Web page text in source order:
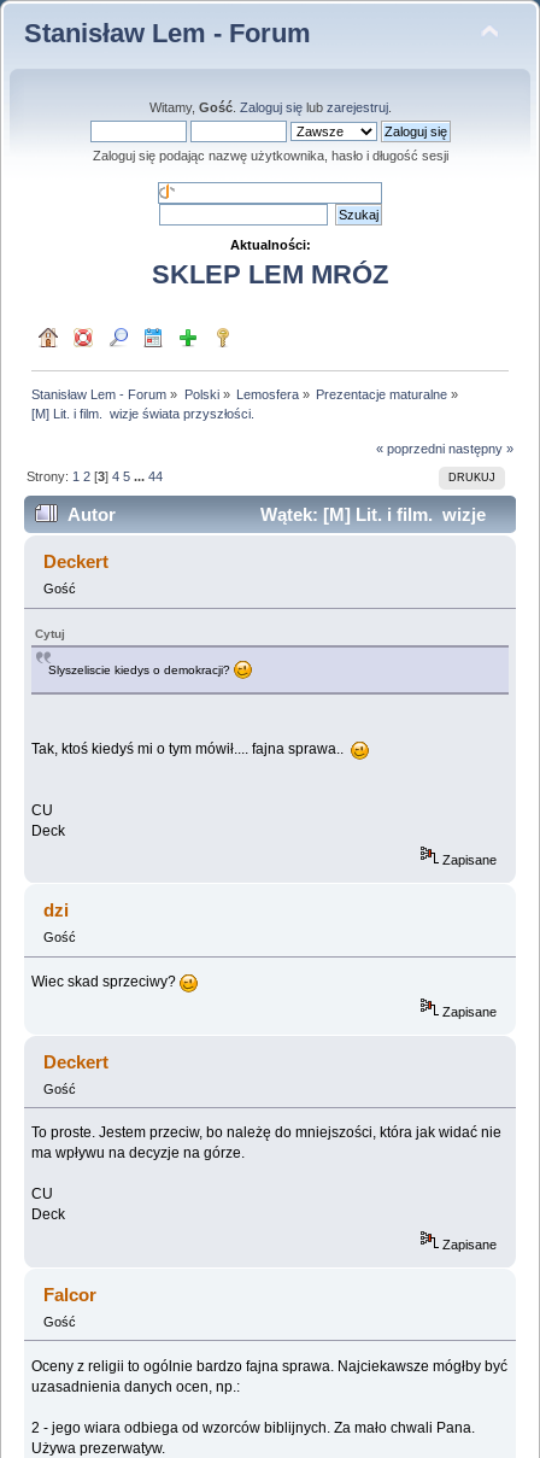
Stanisław Lem - Forum
Witamy, Gość. Zaloguj sięlub zarejestruj.
Zaloguj się podając nazwę użytkownika, hasło i długość sesji
Aktualności:
SKLEP LEM MRÓZ
Stanisław Lem - Forum » Polski» Lemosfera» Prezentacje maturalne »
[M] Lit. i film.  wizje świata przyszłości.
« poprzedni następny »
DRUKUJ
Strony: 1 2 [3]4 5 ...44
Autor
Wątek: [M] Lit. i film. wizje
świata przyszłości. (Przeczytany 726037 razy)
Deckert
Gość
Cytuj
Slyszeliscie kiedys o demokracji?
Tak, ktoś kiedyś mi o tym mówił.... fajna sprawa..
CU
Deck
Zapisane
dzi
Gość
Wiec skad sprzeciwy?
Zapisane
Deckert
Gość
To proste. Jestem przeciw, bo należę do mniejszości, która jak widać nie
ma wpływu na decyzje na górze.
CU
Deck
Zapisane
Falcor
Gość
Oceny z religii to ogólnie bardzo fajna sprawa. Najciekawsze mógłby być
uzasadnienia danych ocen, np.:
2 - jego wiara odbiega od wzorców biblijnych. Za mało chwali Pana.
Używa prezerwatyw.